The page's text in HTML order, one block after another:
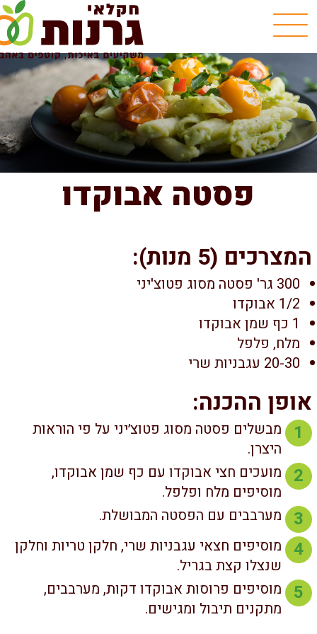
פסטה אבוקדו
(5 מנות):
300 גר' פסטה מסוג פטוצ'יני
1/2 אבוקדו
1 כף שמן אבוקדו
מלח, פלפל
20-30 עגבניות שרי
ההכנה:
1
מבשלים פסטה מסוג פטוצ׳יני על פי הוראות
היצרן.
2
מועכים חצי אבוקדו עם כף שמן אבוקדו,
מוסיפים מלח ופלפל.
3 מערבבים עם הפסטה המבושלת.
4
מוסיפים חצאי עגבניות שרי, חלקן טריות וחלקן
שנצלו קצת בגריל.
5
מוסיפים פרוסות אבוקדו דקות, מערבבים,
מתקנים תיבול ומגישים.